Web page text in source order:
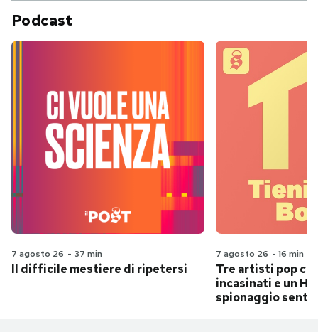
Podcast
7 agosto 26 - 37 min
Il difficile mestiere di ripetersi
7 agosto 26 - 16 min
Tre artisti pop
incasinati e un
spionaggio